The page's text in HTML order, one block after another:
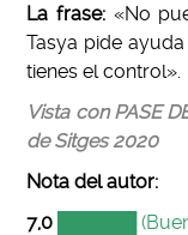
La frase: «No
Tasya pide
tienes el control».
Vista con PASE
de Sitges 2020
Nota del autor:
7,0
██████